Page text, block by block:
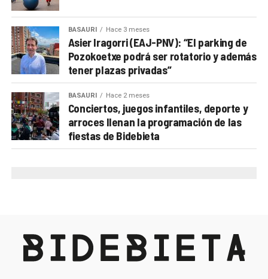
para los aficionados locales y de toda la comarca.
Más allá de las charlas y proyecciones, el evento
buscaacercar la cultura de la montaña a la
ciudadanía
y fomentar valores como la sostenibilidad,
la cooperación y la igualdad en este ámbito
históricamente dominado por hombres.
PROGRAMA MENDI ASTEA ARRIGORRIAGA 2025
Lunes, 10 de noviembre
19:00Elkarregaz (Elixabete, Johanna y Bego).“GR
11, algo más que una travesía”
BASAURI Hace 3 meses
Asier Iragorri (EAJ-PNV): “El parking de
Pozokoetxe podrá ser rotatorio y además
tener plazas privadas”
BASAURI Hace 2 meses
Conciertos, juegos infantiles, deporte y
arroces llenan la programación de las
fiestas de Bidebieta